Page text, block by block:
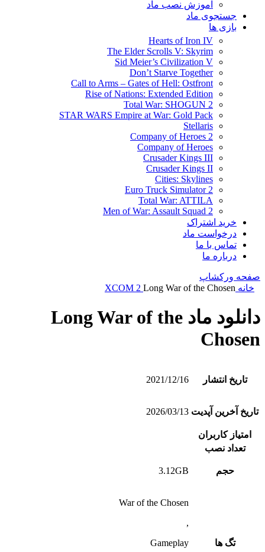
آموزش نصب ماد
جستجوی ماد
بازی ها
Hearts of Iron IV
The Elder Scrolls V: Skyrim
Sid Meier’s Civilization V
Don’t Starve Together
Call to Arms – Gates of Hell: Ostfront
Rise of Nations: Extended Edition
Total War: SHOGUN 2
STAR WARS Empire at War: Gold Pack
Stellaris
Company of Heroes 2
Company of Heroes
Crusader Kings III
Crusader Kings II
Cities: Skylines
Euro Truck Simulator 2
Total War: ATTILA
Men of War: Assault Squad 2
خرید اشتراک
درخواست ماد
تماس با ما
درباره ما
صفحه ورکشاپ
خانه
XCOM 2 Long War of the Chosen
دانلود ماد Long War of the
Chosen
تاریخ انتشار 2021/12/16
تاریخ آخرین آپدیت 2026/03/13
امتیاز کاربران
تعداد نصب
حجم 3.12GB
تگ ها
War of the Chosen
,
Gameplay